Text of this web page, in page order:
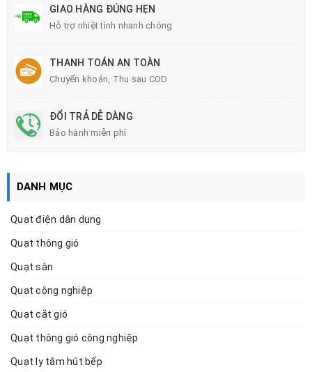
GIAO HÀNG ĐÚNG HẸN
Hỗ trợ nhiệt tình nhanh chóng
THANH TOÁN AN TOÀN
Chuyển khoản, Thu sau COD
ĐỔI TRẢ DỄ DÀNG
Bảo hành miễn phí
DANH MỤC
Quạt điện dân dụng
Quạt thông gió
Quạt sàn
Quạt công nghiệp
Quạt cắt gió
Quạt thông gió công nghiệp
Quạt ly tâm hút bếp